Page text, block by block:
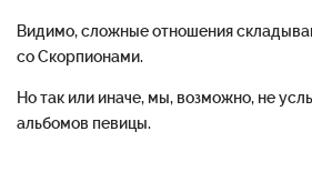
Видимо, сложные отношения
со Скорпионами.
Но так или иначе, мы, возможно, не
альбомов певицы.